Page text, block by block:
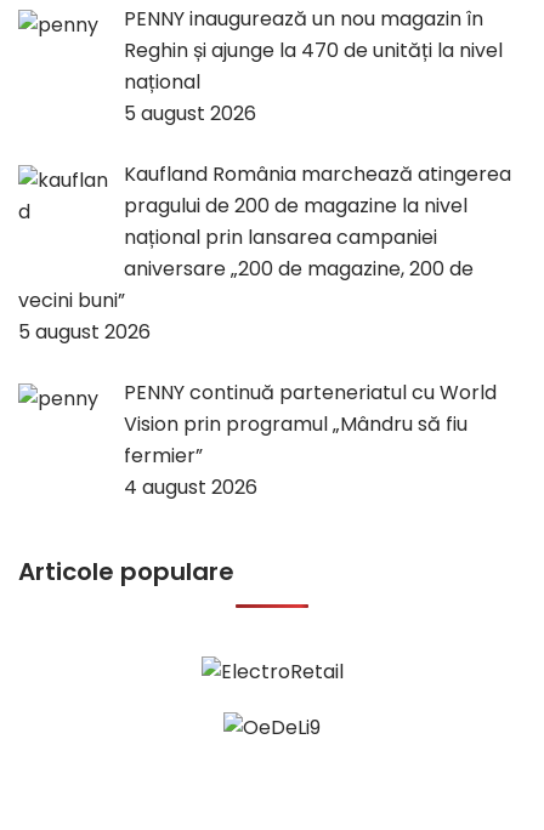
PENNY inaugurează un nou magazin în
Reghin și ajunge la 470 de unități la nivel
național
5 august 2026
Kaufland România marchează atingerea
pragului de 200 de magazine la nivel
național prin lansarea campaniei
aniversare „200 de magazine, 200 de
vecini buni”
5 august 2026
PENNY continuă parteneriatul cu World
Vision prin programul „Mândru să fiu
fermier”
4 august 2026
Articole populare